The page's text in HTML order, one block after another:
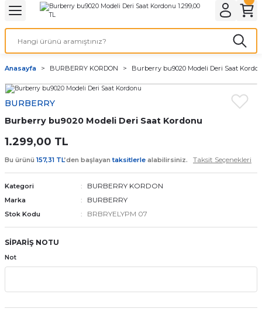
& ELEKTİRİK AYDINLATMA & ELEKTRİK
ve Cihaz Pilleri
ÇEŞİTLERİ
Kordon Çeşitleri
Kordonları
saat kordonu
Kordonları
Anasayfa BURBERRY KORDON Burberry bu9020 Modeli Deri Saat
BURBERRY
Burberry bu9020 Modeli Deri Saat Kordonu
1.299,00 TL
Bu ürünü 157,31 TL’den başlayantaksitlerle alabilirsiniz. Taksit Seçenekleri
Kategori BURBERRY KORDON
Marka BURBERRY
Stok Kodu BRBRYELYPM 07
SİPARİŞ NOTU
Not